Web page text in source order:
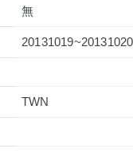
無
20131019~20131020
TWN